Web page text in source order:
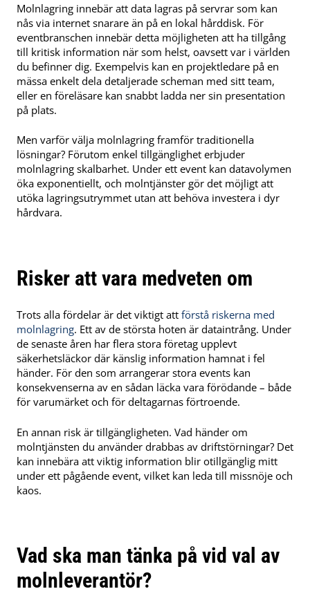
Molnlagring innebär att data lagras på servrar som kan
nås via internet snarare än på en lokal hårddisk. För
eventbranschen innebär detta möjligheten att ha tillgång
till kritisk information när som helst, oavsett var i världen
du befinner dig. Exempelvis kan en projektledare på en
mässa enkelt dela detaljerade scheman med sitt team,
eller en föreläsare kan snabbt ladda ner sin presentation
på plats.
Men varför välja molnlagring framför traditionella
lösningar? Förutom enkel tillgänglighet erbjuder
molnlagring skalbarhet. Under ett event kan datavolymen
öka exponentiellt, och molntjänster gör det möjligt att
utöka lagringsutrymmet utan att behöva investera i dyr
hårdvara.
Risker att vara medveten om
Trots alla fördelar är det viktigt att förstå riskerna med
molnlagring. Ett av de största hoten är dataintrång. Under
de senaste åren har flera stora företag upplevt
säkerhetsläckor där känslig information hamnat i fel
händer. För den som arrangerar stora events kan
konsekvenserna av en sådan läcka vara förödande – både
för varumärket och för deltagarnas förtroende.
En annan risk är tillgängligheten. Vad händer om
molntjänsten du använder drabbas av driftstörningar? Det
kan innebära att viktig information blir otillgänglig mitt
under ett pågående event, vilket kan leda till missnöje och
kaos.
Vad ska man tänka på vid val av
molnleverantör?